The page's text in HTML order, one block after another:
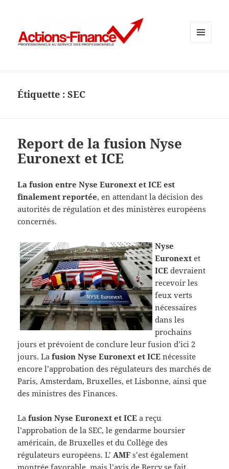
Étiquette :SEC
Report de la fusion Nyse
Euronext et ICE
La fusion entre Nyse Euronext et ICE est
finalement reportée, en attendant la décision des
autorités de régulation et des ministères européens
concernés.
Nyse
Euronext et
ICE devraient
recevoir les
feux verts
nécessaires
dans les
prochains
jours et prévoient de conclure leur fusion d’ici 2
jours. Lafusion Nyse Euronext et ICE nécessite
encore l’approbation des régulateurs des marchés de
Paris, Amsterdam, Bruxelles, et Lisbonne, ainsi que
des ministres des Finances.
Lafusion Nyse Euronext et ICE a reçu
l’approbation de la SEC, le gendarme boursier
américain, de Bruxelles et du Collège des
régulateurs européens. L’AMF s’est également